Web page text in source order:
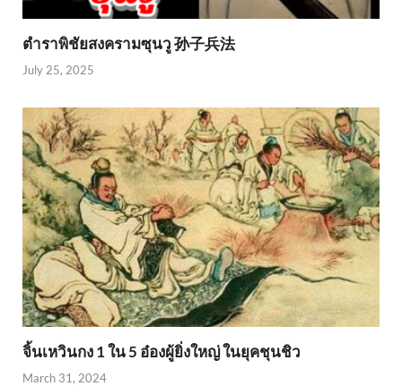
ตำราพิชัยสงครามซุนวู 孙子兵法
July 25, 2025
จิ้นเหวินกง 1 ใน 5 อ๋องผู้ยิ่งใหญ่ ในยุคชุนชิว
March 31, 2024